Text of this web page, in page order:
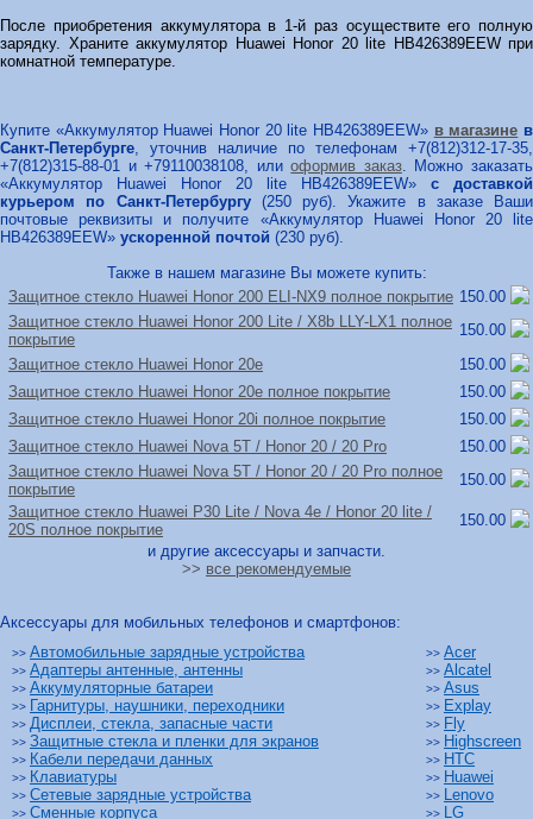
После приобретения аккумулятора в 1-й раз осуществите его полную
зарядку. Храните аккумулятор Huawei Honor 20 lite HB426389EEW при
комнатной температуре.
Купите «Аккумулятор Huawei Honor 20 lite HB426389EEW» в магазине в
Санкт-Петербурге , уточнив наличие по телефонам +7(812)312-17-35,
+7(812)315-88-01 и +79110038108, илиоформив заказ. Можно заказать
«Аккумулятор Huawei Honor 20 lite HB426389EEW» с доставкой
курьером по Санкт-Петербургу(250 руб). Укажите в заказе Ваши
почтовые реквизиты и получите «Аккумулятор Huawei Honor 20 lite
HB426389EEW» ускоренной почтой (230 руб).
Также в нашем магазине Вы можете купить:
Защитное стекло Huawei Honor 200 ELI-NX9 полное покрытие 150.00
Защитное стекло Huawei Honor 200 Lite / X8b LLY-LX1 полное
покрытие
150.00
Защитное стекло Huawei Honor 20e
150.00
Защитное стекло Huawei Honor 20e полное покрытие
150.00
Защитное стекло Huawei Honor 20i полное покрытие
150.00
Защитное стекло Huawei Nova 5T / Honor 20 / 20 Pro
150.00
Защитное стекло Huawei Nova 5T / Honor 20 / 20 Pro полное
покрытие
150.00
Защитное стекло Huawei P30 Lite / Nova 4e / Honor 20 lite /
20S полное покрытие
150.00
и другие аксессуары и запчасти.
>> все рекомендуемые
Аксессуары для мобильных телефонов и смартфонов:
>> Автомобильные зарядные устройства
>> Адаптеры антенные, антенны
>> Аккумуляторные батареи
>> Гарнитуры, наушники, переходники
>> Дисплеи, стекла, запасные части
>> Защитные стекла и пленки для экранов
>> Кабели передачи данных
>> Клавиатуры
>> Сетевые зарядные устройства
>> Сменные корпуса
>> Acer
>> Alcatel
>> Asus
>> Explay
>> Fly
>> Highscreen
>> HTC
>> Huawei
>> Lenovo
>> LG